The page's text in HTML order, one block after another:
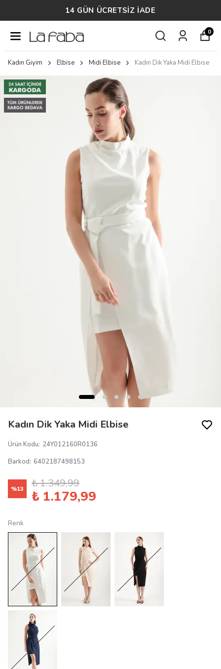
14 GÜN ÜCRETSİZ İADE
0
Kadın Giyim Elbise Midi Elbise Kadın Dik Yaka Midi Elbise
Kadın Dik Yaka Midi Elbise
Ürün Kodu: 24Y012160R0136
Barkod: 6402187498153
%13 ₺ 1.349,99
₺ 1.179,99
Renk